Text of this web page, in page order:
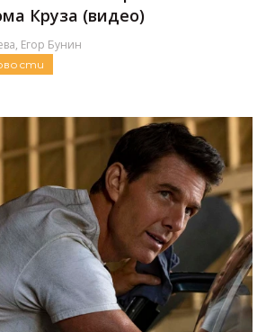
Круза (видео)
, Егор Бунин